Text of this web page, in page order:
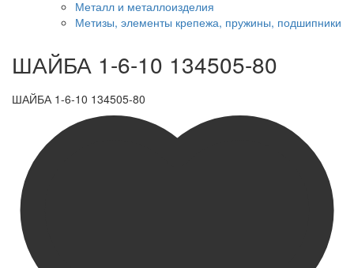
Металл и металлоизделия
Метизы, элементы крепежа, пружины, подшипники
ШАЙБА 1-6-10 134505-80
ШАЙБА 1-6-10 134505-80